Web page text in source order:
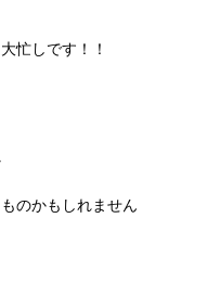
忙しです！！
のかもしれません